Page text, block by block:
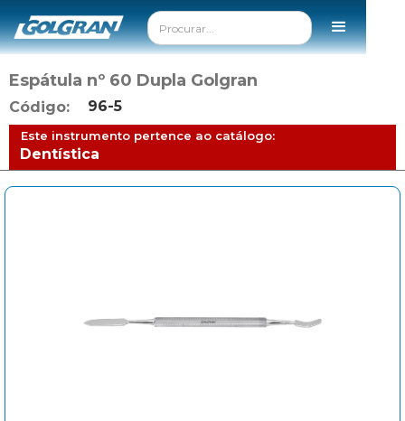
Espátula nº 60 Dupla Golgran
Código: 96-5
Este instrumento pertence ao catálogo:
Dentística